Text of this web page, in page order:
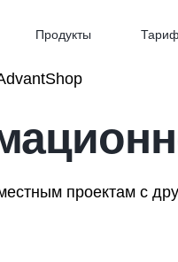
Продукты
проектам с